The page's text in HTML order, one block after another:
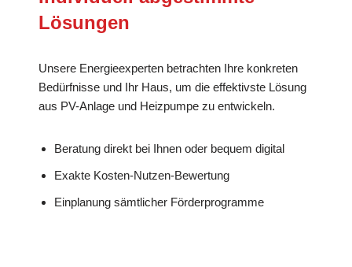
Lösungen
Unsere Energieexperten betrachten Ihre konkreten
Bedürfnisse und Ihr Haus, um die effektivste Lösung
aus PV-Anlage und Heizpumpe zu entwickeln.
Beratung direkt bei Ihnen oder bequem digital
Exakte Kosten-Nutzen-Bewertung
Einplanung sämtlicher Förderprogramme